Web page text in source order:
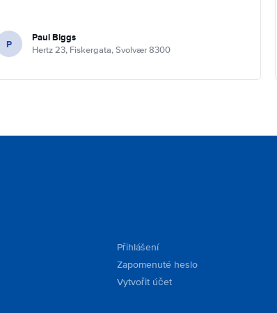
P Paul Biggs
Hertz 23, Fiskergata, Svolvær 8300
Přihlášení
Zapomenuté heslo
Vytvořit účet